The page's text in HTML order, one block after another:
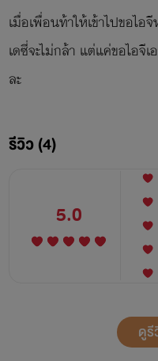
เมื่อเพื่อนท้าให้เข้าไปขอไ
เดซี่จะไม่กล้า แต่แค่ขอไอจี
ละ
รีวิว (4)
5.0
ดู